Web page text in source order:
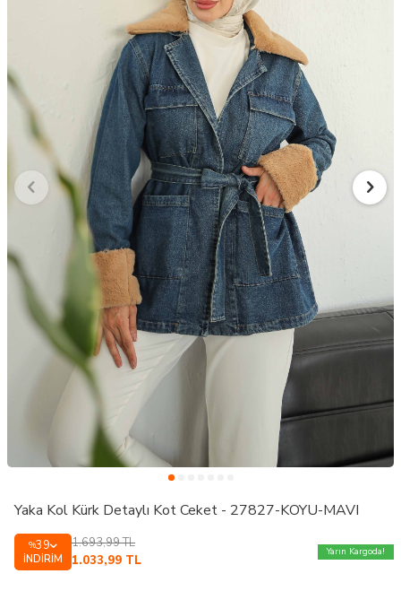
Yaka Kol Kürk Detaylı Kot Ceket - 27827-KOYU-MAVI
%39
İNDIRIM
1.693,99TL
1.033,99 TL
Yarın Kargoda!